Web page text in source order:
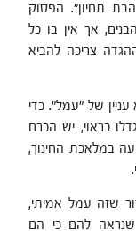
תחיון". הפסוק
אך אין בו כל
צריכה להביא
של "עמל". כדי
כראוי, יש הכרח
במלאכת החינוך,
שזה עמל אמיתי,
שנראה להם כי הם